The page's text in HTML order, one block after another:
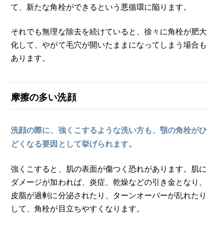
て、新たな角栓ができるという悪循環に陥ります。
それでも無理な除去を続けていると、徐々に角栓が肥大
化して、やがて毛穴が開いたままになってしまう場合も
あります。
摩擦の多い洗顔
洗顔の際に、強くこするような洗い方も、顎の角栓がひ
どくなる要因として挙げられます。
強くこすると、肌の表面が傷つく恐れがあります。肌に
ダメージが加われば、炎症、乾燥などの引き金となり、
皮脂が過剰に分泌されたり、ターンオーバーが乱れたり
して、角栓が目立ちやすくなります。